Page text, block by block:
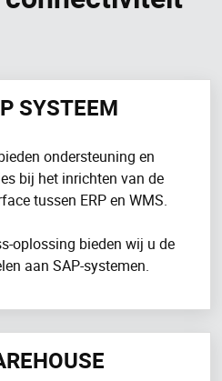
SYSTEEM
ondersteuning en
bij het inrichten van de
tussen ERP en WMS.
oplossing bieden wij u de
aan SAP-systemen.